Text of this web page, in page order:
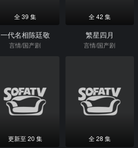
全 39 集
一代名相陈廷敬
言情/国产剧
全 42 集
繁星四月
言情/国产剧
更新至 20 集 全 28 集